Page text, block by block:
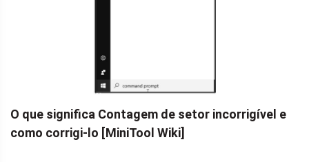
O que significa Contagem de setor incorrigível e
como corrigi-lo [MiniTool Wiki]